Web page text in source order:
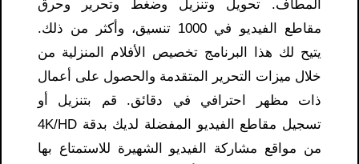
المطاف. تحويل وتنزيل وضغط وتحرير وحرق
مقاطع الفيديو في 1000 تنسيق، وأكثر من ذلك.
يتيح لك هذا البرنامج تخصيص الأفلام المنزلية من
خلال ميزات التحرير المتقدمة والحصول على أعمال
ذات مظهر احترافي في دقائق. قم بتنزيل أو
تسجيل مقاطع الفيديو المفضلة لديك بدقة 4K/HD
من مواقع مشاركة الفيديو الشهيرة للاستمتاع بها